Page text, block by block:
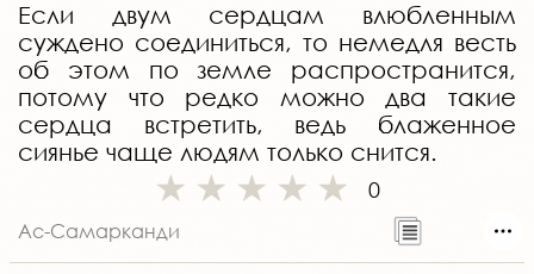
Если двум сердцам влюбленным
суждено соединиться, то немедля весть
об этом по земле распространится,
потому что редко можно два такие
сердца встретить, ведь блаженное
сиянье чаще людям только снится.
0
Ас-Самарканди